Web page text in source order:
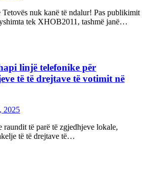
Tetovës nuk kanë të ndalur! Pas publikimit
tek XHOB2011, tashmë janë…
linjë telefonike për
të të drejtave të votimit në
2025
raundit të parë të zgjedhjeve lokale,
të të drejtave të…